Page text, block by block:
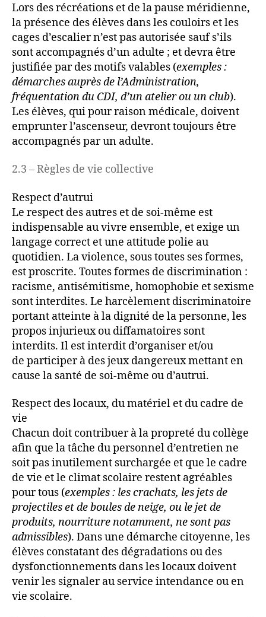
Lors des récréations et de la pause méridienne,
la présence des élèves dans les couloirs et les
cages d’escalier n’est pas autorisée sauf s’ils
sont accompagnés d’un adulte ; et devra être
justifiée par des motifs valables (exemples :
démarchesauprès de l’Administration,
fréquentation du CDI, d’un atelier ou un club).
Les élèves, qui pour raison médicale, doivent
emprunter l’ascenseur, devront toujours être
accompagnés par un adulte.
2.3 – Règles de vie collective
Respect d’autrui
Le respect des autres et de soi-même est
indispensable au vivre ensemble, et exige un
langage correct et une attitude polie au
quotidien. La violence, sous toutes ses formes,
est proscrite. Toutes formes de discrimination :
racisme, antisémitisme, homophobie et sexisme
sont interdites. Le harcèlement discriminatoire
portant atteinte à la dignité de la personne, les
propos injurieux ou diffamatoires sont
interdits. Il est interdit d’organiser et/ou
de participer à des jeux dangereux mettant en
cause la santé de soi-même ou d’autrui.
Respect des locaux, du matériel et du cadre de
vie
Chacun doit contribuer à la propreté du collège
afin que la tâche du personnel d’entretien ne
soit pas inutilement surchargée et que le cadre
de vie et le climat scolaire restent agréables
pour tous (exemples : les crachats, les jets de
projectiles et de boules de neige, ou le jet de
produits, nourriture notamment, ne sont pas
admissibles). Dans une démarche citoyenne, les
élèves constatant des dégradations ou des
dysfonctionnements dans les locaux doivent
venir les signaler au service intendance ou en
vie scolaire.